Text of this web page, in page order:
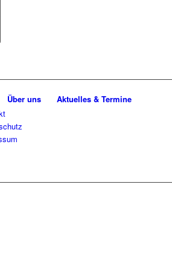
Über uns Aktuelles & Termine